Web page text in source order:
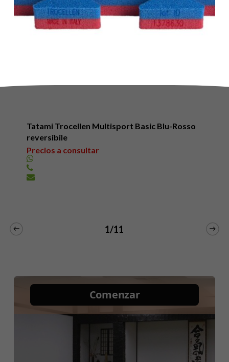
Tatami Trocellen Multisport Basic Blu-Rosso
reversibile
Precios a consultar
whatsapp
phone
email
1/11